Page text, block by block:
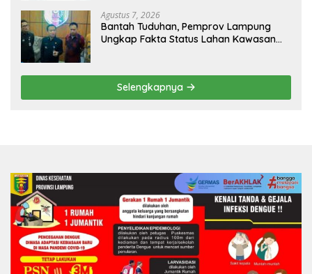
Agustus 7, 2026
Bantah Tuduhan, Pemprov Lampung
Ungkap Fakta Status Lahan Kawasan
Selengkapnya